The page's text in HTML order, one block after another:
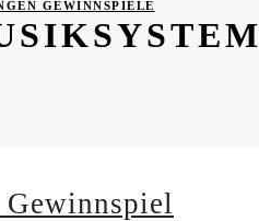
GEWINNSPIELE